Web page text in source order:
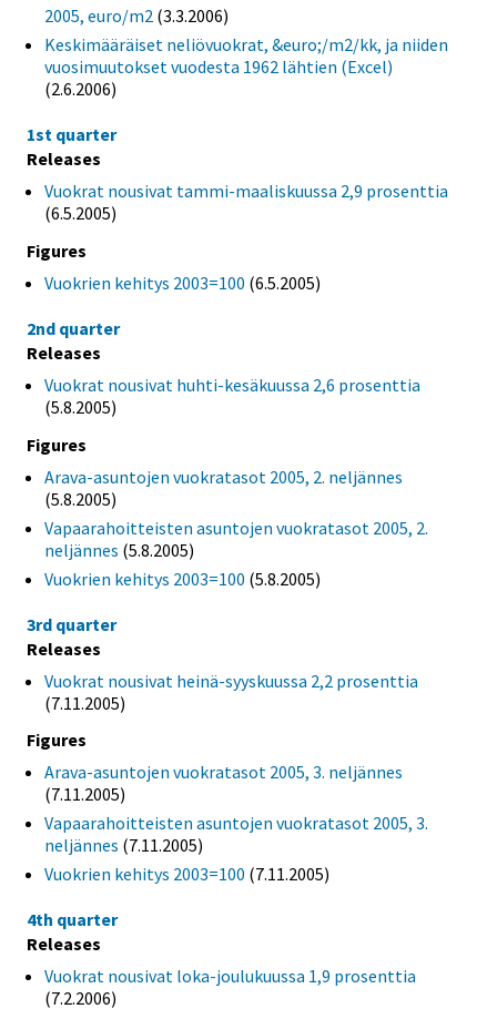
2005, euro/m2 (3.3.2006)
Keskimääräiset neliövuokrat, &euro;/m2/kk, ja niiden
vuosimuutokset vuodesta 1962 lähtien (Excel)
(2.6.2006)
1st quarter
Releases
Vuokrat nousivat tammi-maaliskuussa 2,9 prosenttia
(6.5.2005)
Figures
Vuokrien kehitys 2003=100 (6.5.2005)
2nd quarter
Releases
Vuokrat nousivat huhti-kesäkuussa 2,6 prosenttia
(5.8.2005)
Figures
Arava-asuntojen vuokratasot 2005, 2. neljännes
(5.8.2005)
Vapaarahoitteisten asuntojen vuokratasot 2005, 2.
neljännes (5.8.2005)
Vuokrien kehitys 2003=100 (5.8.2005)
3rd quarter
Releases
Vuokrat nousivat heinä-syyskuussa 2,2 prosenttia
(7.11.2005)
Figures
Arava-asuntojen vuokratasot 2005, 3. neljännes
(7.11.2005)
Vapaarahoitteisten asuntojen vuokratasot 2005, 3.
neljännes (7.11.2005)
Vuokrien kehitys 2003=100 (7.11.2005)
4th quarter
Releases
Vuokrat nousivat loka-joulukuussa 1,9 prosenttia
(7.2.2006)